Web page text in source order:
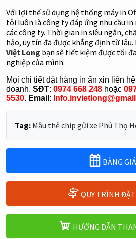
Với lợi thế sử dụng hệ thống máy in
tôi luôn là công ty đáp ứng nhu cầu
các công ty. Thời gian in siêu ngắn,
hảo, uy tín đã được khẳng định từ lâu.
Việt Long bạn sẽ tiết kiệm được tối
nghiệp của mình.
Mọi chi tiết đặt hàng in ấn xin liên
doanh. SĐT: 0974 668 248 hoặc
5530. Email :
Tag: Mẫu thẻ chip gửi xe Phú Thọ
BẢNG GIÁ
QUY TRÌNH
HƯỚNG DẪN